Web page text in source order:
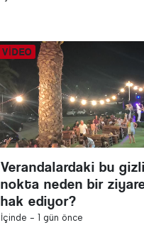
Verandalardaki bu
nokta neden bir
hak ediyor?
İçinde - 1 gün önce